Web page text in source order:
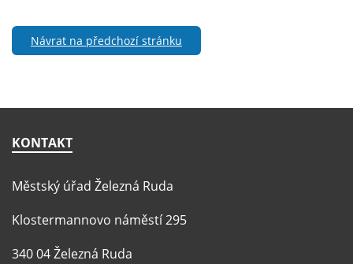
Návrat na předchozí stránku
KONTAKT
Městský úřad Železná Ruda
Klostermannovo náměstí 295
340 04 Železná Ruda